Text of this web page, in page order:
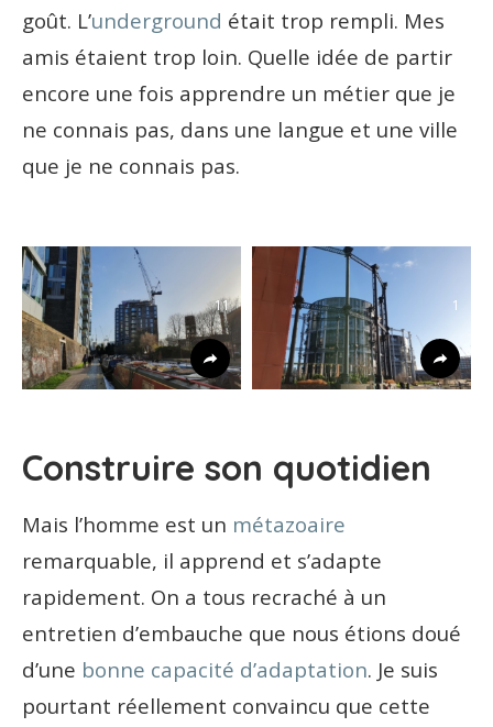
goût. L’underground était trop rempli. Mes
amis étaient trop loin. Quelle idée de partir
encore une fois apprendre un métier que je
ne connais pas, dans une langue et une ville
que je ne connais pas.
11 1
Construire son quotidien
Mais l’homme est un métazoaire
remarquable, il apprend et s’adapte
rapidement. On a tous recraché à un
entretien d’embauche que nous étions doué
d’une bonne capacité d’adaptation. Je suis
pourtant réellement convaincu que cette